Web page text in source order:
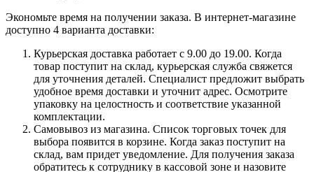
Экономьте время на получении заказа. В интернет-магазине
доступно 4 варианта доставки:
Курьерская доставка работает с 9.00 до 19.00. Когда
товар поступит на склад, курьерская служба свяжется
для уточнения деталей. Специалист предложит выбрать
удобное время доставки и уточнит адрес. Осмотрите
упаковку на целостность и соответствие указанной
комплектации.
Самовывоз из магазина. Список торговых точек для
выбора появится в корзине. Когда заказ поступит на
склад, вам придет уведомление. Для получения заказа
обратитесь к сотруднику в кассовой зоне и назовите